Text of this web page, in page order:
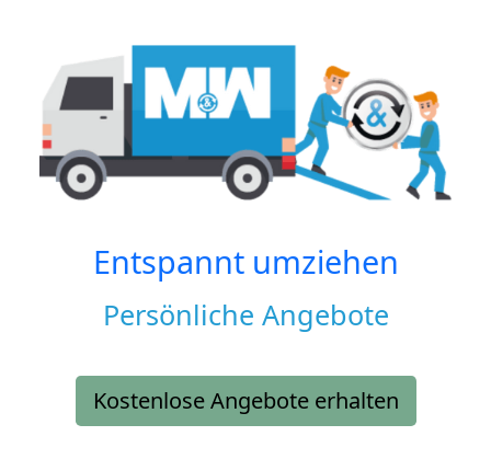
Entspannt umziehen
Persönliche Angebote
Kostenlose Angebote erhalten